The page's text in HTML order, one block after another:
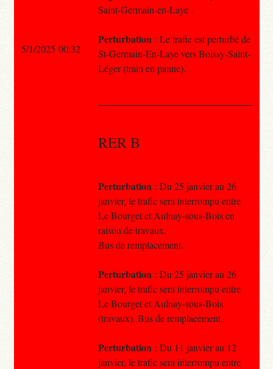
Saint-Germain-en-Laye .
Perturbation : Le trafic est perturbé de
St-Germain-En-Laye vers Boissy-Saint-
Léger (train en panne).
RER B
Perturbation : Du 25 janvier au 26
janvier, le trafic sera interrompu entre
Le Bourget et Aulnay-sous-Bois en
raison de travaux.
Bus de remplacement.
Perturbation : Du 25 janvier au 26
janvier, le trafic sera interrompu entre
Le Bourget et Aulnay-sous-Bois
(travaux). Bus de remplacement.
Perturbation : Du 11 janvier au 12
janvier, le trafic sera interrompu entre
5/1/2025 00:32